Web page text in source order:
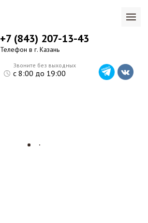
Звоните без выходных
с 8:00 до 19:00
+7 (843) 207-13-43
Телефон в г. Казань